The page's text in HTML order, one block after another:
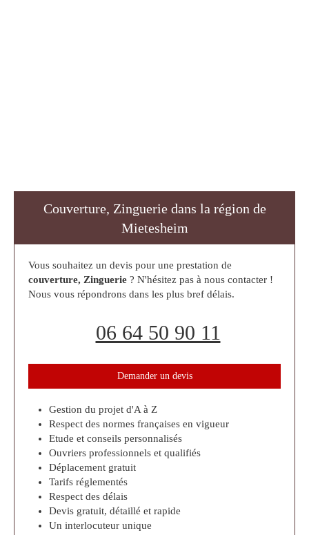
Couverture, Zinguerie dans la région de
Mietesheim
Vous souhaitez un devis pour une prestation de
couverture, Zinguerie ? N'hésitez pas à nous contacter !
Nous vous répondrons dans les plus bref délais.
06 64 50 90 11
Demander un devis
Gestion du projet d'A à Z
Respect des normes françaises en vigueur
Etude et conseils personnalisés
Ouvriers professionnels et qualifiés
Déplacement gratuit
Tarifs réglementés
Respect des délais
Devis gratuit, détaillé et rapide
Un interlocuteur unique